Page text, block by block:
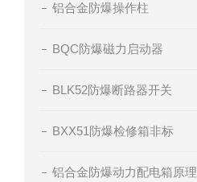
铝合金防爆操作柱
BQC防爆磁力启动器
BLK52防爆断路器开关
BXX51防爆检修箱非标
铝合金防爆动力配电箱原理